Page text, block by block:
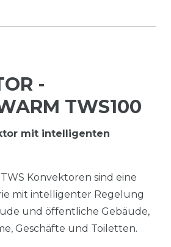
-
TWS100
mit intelligenten
Konvektoren sind eine
mit intelligenter Regelung
und öffentliche Gebäude,
Geschäfte und Toiletten.